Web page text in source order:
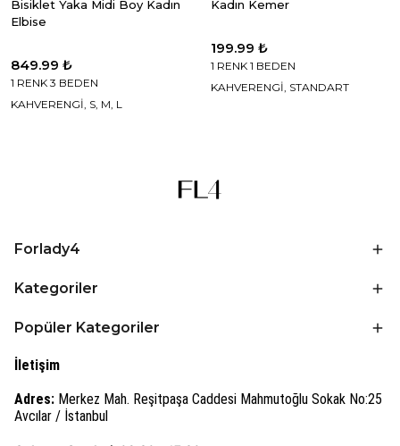
Bisiklet Yaka Midi Boy Kadın
Elbise
849.99 ₺
1 RENK 3 BEDEN
KAHVERENGİ, S, M, L
Kadın Kemer
199.99 ₺
1 RENK 1 BEDEN
KAHVERENGİ, STANDART
Forlady4
Kategoriler
Popüler Kategoriler
İletişim
Adres: Merkez Mah. Reşitpaşa Caddesi Mahmutoğlu Sokak No:25
Avcılar / İstanbul